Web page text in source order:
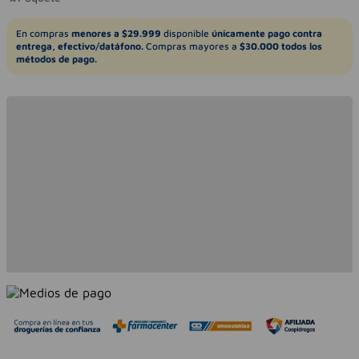
En compras menores a $29.999 disponible únicamente pago contra
entrega, efectivo/datáfono. Compras mayores a $30.000 todos los
métodos de pago.